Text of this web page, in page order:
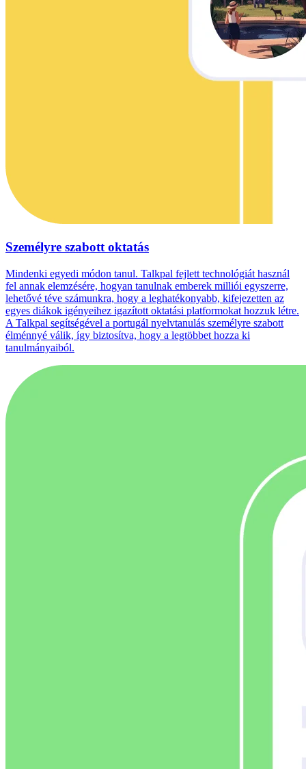
Személyre szabott oktatás
Mindenki egyedi módon tanul. Talkpal fejlett technológiát használ
fel annak elemzésére, hogyan tanulnak emberek milliói egyszerre,
lehetővé téve számunkra, hogy a leghatékonyabb, kifejezetten az
egyes diákok igényeihez igazított oktatási platformokat hozzuk létre.
A Talkpal segítségével a portugál nyelvtanulás személyre szabott
élménnyé válik, így biztosítva, hogy a legtöbbet hozza ki
tanulmányaiból.